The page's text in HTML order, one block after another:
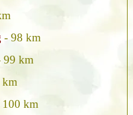
- 98 km
99 km
km
100 km